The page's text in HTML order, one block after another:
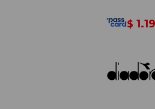
$